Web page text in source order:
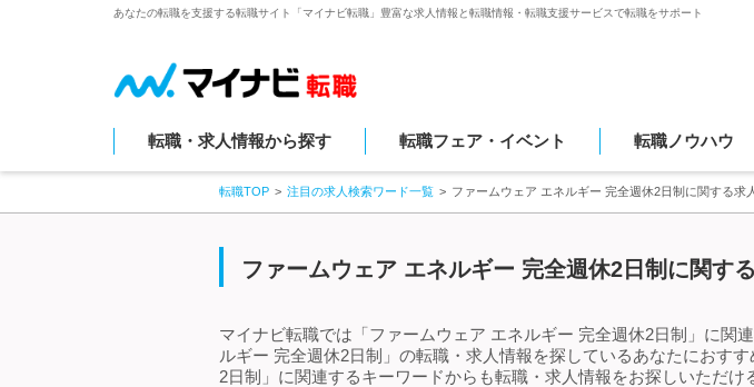
あなたの転職を支援する転職サイト「マイナビ転職」豊富な求人情報と転職情報・転職支援サービスで転職をサポート
転職・求人情報から探す 転職フェア・イベント 転職ノウハウ
転職TOP 注目の求人検索ワード一覧 ファームウェア エネルギー 完全週休2日制に関する求
ファームウェア エネルギー 完全週休2日制に関す
マイナビ転職では「ファームウェア エネルギー 完全週休2日制」に関
ルギー 完全週休2日制」の転職・求人情報を探しているあなたにおす
2日制」に関連するキーワードからも転職・求人情報をお探しいただ